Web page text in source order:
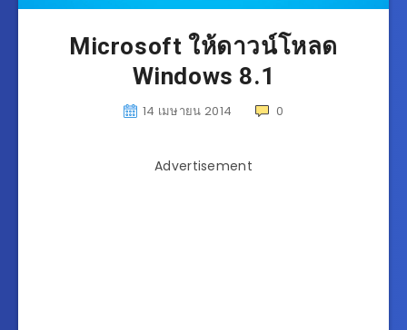
Microsoft ให้ดาวน์โหลด
Windows 8.1
14 เมษายน 2014 0
Advertisement